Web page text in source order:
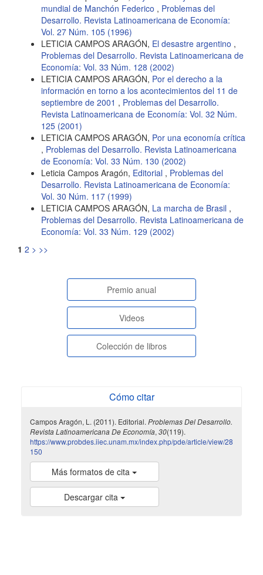
mundial de Manchón Federico , Problemas del
Desarrollo. Revista Latinoamericana de Economía:
Vol. 27 Núm. 105 (1996)
LETICIA CAMPOS ARAGÓN, El desastre argentino ,
Problemas del Desarrollo. Revista Latinoamericana de
Economía: Vol. 33 Núm. 128 (2002)
LETICIA CAMPOS ARAGÓN, Por el derecho a la
información en torno a los acontecimientos del 11 de
septiembre de 2001 , Problemas del Desarrollo.
Revista Latinoamericana de Economía: Vol. 32 Núm.
125 (2001)
LETICIA CAMPOS ARAGÓN, Por una economía crítica
, Problemas del Desarrollo. Revista Latinoamericana
de Economía: Vol. 33 Núm. 130 (2002)
Leticia Campos Aragón, Editorial , Problemas del
Desarrollo. Revista Latinoamericana de Economía:
Vol. 30 Núm. 117 (1999)
LETICIA CAMPOS ARAGÓN, La marcha de Brasil ,
Problemas del Desarrollo. Revista Latinoamericana de
Economía: Vol. 33 Núm. 129 (2002)
1 2 > >>
paginasespeciales
Premio anual
Videos
Colección de libros
Cómo citar
Campos Aragón, L. (2011). Editorial. Problemas Del Desarrollo.
Revista Latinoamericana De Economía, 30(119).
https://www.probdes.iiec.unam.mx/index.php/pde/article/view/28
150
Más formatos de cita
Descargar cita